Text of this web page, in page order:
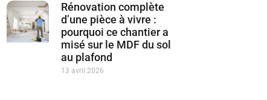
Rénovation complète
d’une pièce à vivre :
pourquoi ce chantier a
misé sur le MDF du sol
au plafond
13 avril 2026